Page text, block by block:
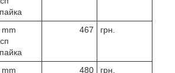
mm
467 грн.
mm
480 грн.